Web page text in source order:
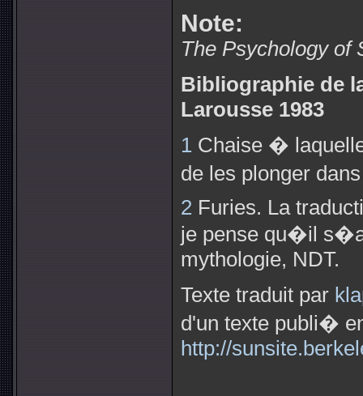
Note:
The Psychology of
Bibliographie de
Larousse 1983
1 Chaise �
de les plonger
2 Furies. La
je pense qu�il
mythologie, NDT.
Texte traduit par
d'un texte publi�
http://